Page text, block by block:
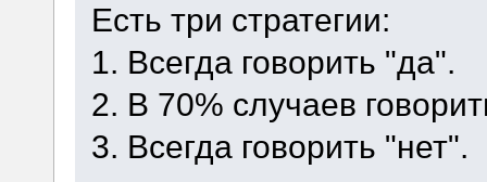
Есть три стратегии:
1. Всегда говорить "да".
2. В 70% случаев
3. Всегда говорить "нет".